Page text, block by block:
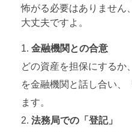
怖がる必要はありません
大丈夫ですよ。
金融機関との合意
どの資産を担保にするか
を金融機関と話し合い、
ます。
法務局での「登記」